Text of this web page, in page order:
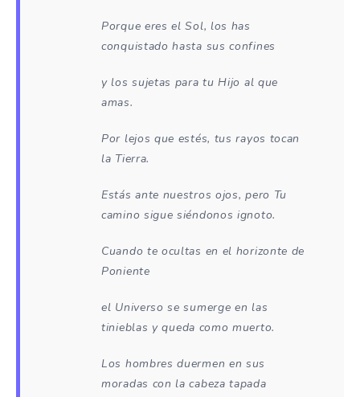
Porque eres el Sol, los has
conquistado hasta sus confines
y los sujetas para tu Hijo al que
amas.
Por lejos que estés, tus rayos tocan
la Tierra.
Estás ante nuestros ojos, pero Tu
camino sigue siéndonos ignoto.
Cuando te ocultas en el horizonte de
Poniente
el Universo se sumerge en las
tinieblas y queda como muerto.
Los hombres duermen en sus
moradas con la cabeza tapada